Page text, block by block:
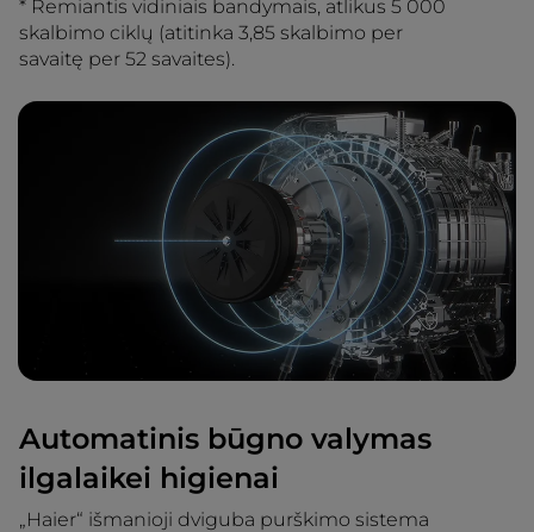
* Remiantis vidiniais bandymais, atlikus 5 000
skalbimo ciklų (atitinka 3,85 skalbimo per
savaitę per 52 savaites).
Automatinis būgno valymas
ilgalaikei higienai
„Haier“ išmanioji dviguba purškimo sistema